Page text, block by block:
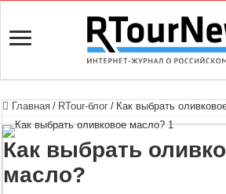
Главная / RTour-блог / Как выбрать
Как выбрать
масло?